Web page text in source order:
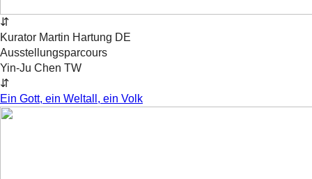
⇵
Kurator Martin Hartung DE
Ausstellungsparcours
Yin-Ju Chen TW
⇵
Ein Gott, ein Weltall, ein Volk